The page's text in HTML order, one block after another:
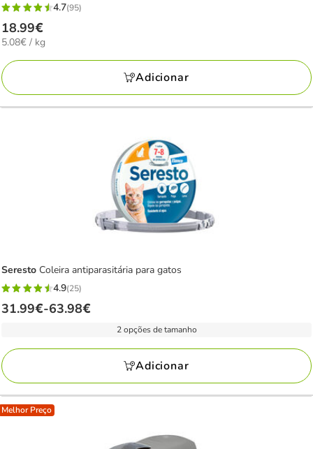
4.7
estrelas
com
95
avaliações
4.7(95)
Preço
18.99€
18.99€
5.08€
KG
5.08€ / kg
Adicionar
Seresto Coleira antiparasitária para gatos
4.9
estrelas
25
avaliações
4.9(25)
Preço
a
63.98€
31.99€-63.98€
2 opções de tamanho
Adicionar
Melhor Preço